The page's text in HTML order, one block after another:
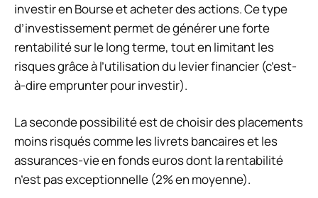
investir en Bourse et acheter des actions. Ce type
d’investissement permet de générer une forte
rentabilité sur le long terme, tout en limitant les
risques grâce à l’utilisation du levier financier (c’est-
à-dire emprunter pour investir).
La seconde possibilité est de choisir des placements
moins risqués comme les livrets bancaires et les
assurances-vie en fonds euros dont la rentabilité
n’est pas exceptionnelle (2% en moyenne).